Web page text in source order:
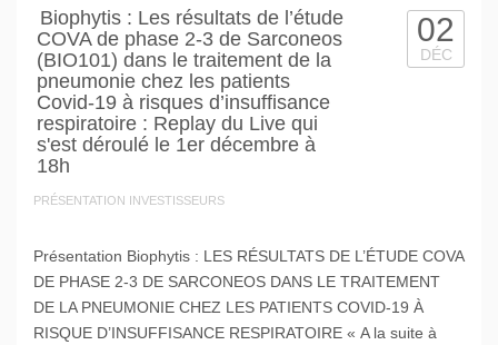
Biophytis : Les résultats de l’étude
COVA de phase 2-3 de Sarconeos
(BIO101) dans le traitement de la
pneumonie chez les patients
Covid-19 à risques d’insuffisance
respiratoire : Replay du Live qui
s'est déroulé le 1er décembre à
18h
PRÉSENTATION INVESTISSEURS
02
DÉC
Présentation Biophytis : LES RÉSULTATS DE L’ÉTUDE COVA
DE PHASE 2-3 DE SARCONEOS DANS LE TRAITEMENT
DE LA PNEUMONIE CHEZ LES PATIENTS COVID-19 À
RISQUE D’INSUFFISANCE RESPIRATOIRE « A la suite à